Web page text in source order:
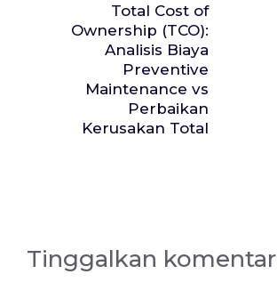
Total Cost of
Ownership (TCO):
Analisis Biaya
Preventive
Maintenance vs
Perbaikan
Kerusakan Total
Tinggalkan komentar